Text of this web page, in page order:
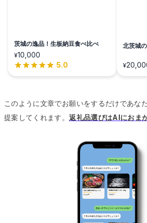
茨城の逸品！生板納豆食べ比べ
¥10,000
5.0
北茨城
¥
このように文章でお願いをするだけであな
提案してくれます。返礼品選びはAIにおま